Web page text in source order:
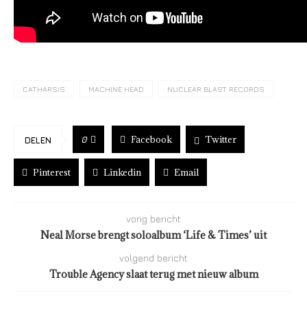
CATHARSIS MACHINE HEAD NUCLEAR BLAST RECORDS
DELEN 0 Facebook Twitter
Pinterest Linkedin Email
vorig bericht
Neal Morse brengt soloalbum ‘Life & Times’ uit
volgend bericht
Trouble Agency slaat terug met nieuw album